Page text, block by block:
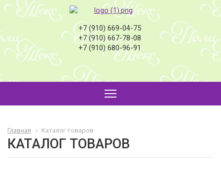
+7 (910) 669-04-75
+7 (910) 667-78-08
+7 (910) 680-96-91
Главная Каталог товаров
КАТАЛОГ ТОВАРОВ